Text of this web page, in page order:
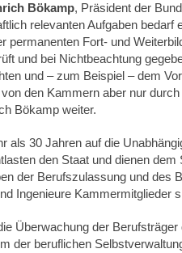
Bökamp, Präsident der
relevanten Aufgaben bedarf
permanenten Fort- und
und bei Nichtbeachtung
und – zum Beispiel – dem
den Kammern aber nur
Bökamp weiter.
als 30 Jahren auf die
den Staat und dienen
der Berufszulassung und
Ingenieure Kammermitglieder
Überwachung der
der beruflichen